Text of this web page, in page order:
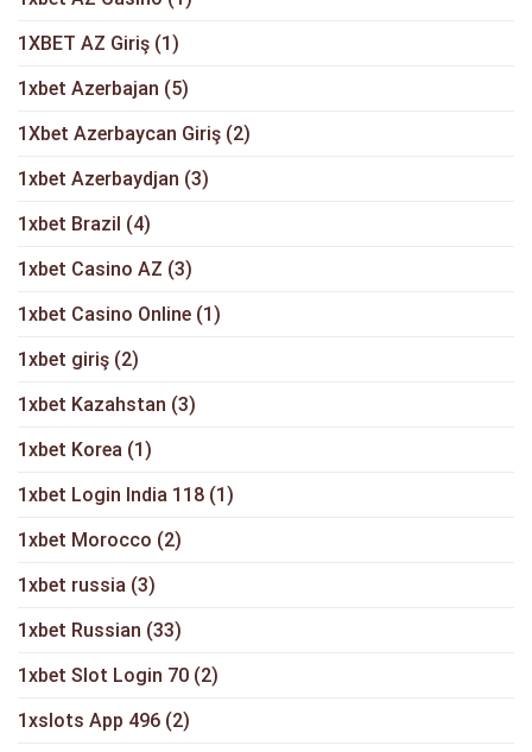
1XBET AZ Giriş (1)
1xbet Azerbajan (5)
1Xbet Azerbaycan Giriş (2)
1xbet Azerbaydjan (3)
1xbet Brazil (4)
1xbet Casino AZ (3)
1xbet Casino Online (1)
1xbet giriş (2)
1xbet Kazahstan (3)
1xbet Korea (1)
1xbet Login India 118 (1)
1xbet Morocco (2)
1xbet russia (3)
1xbet Russian (33)
1xbet Slot Login 70 (2)
1xslots App 496 (2)